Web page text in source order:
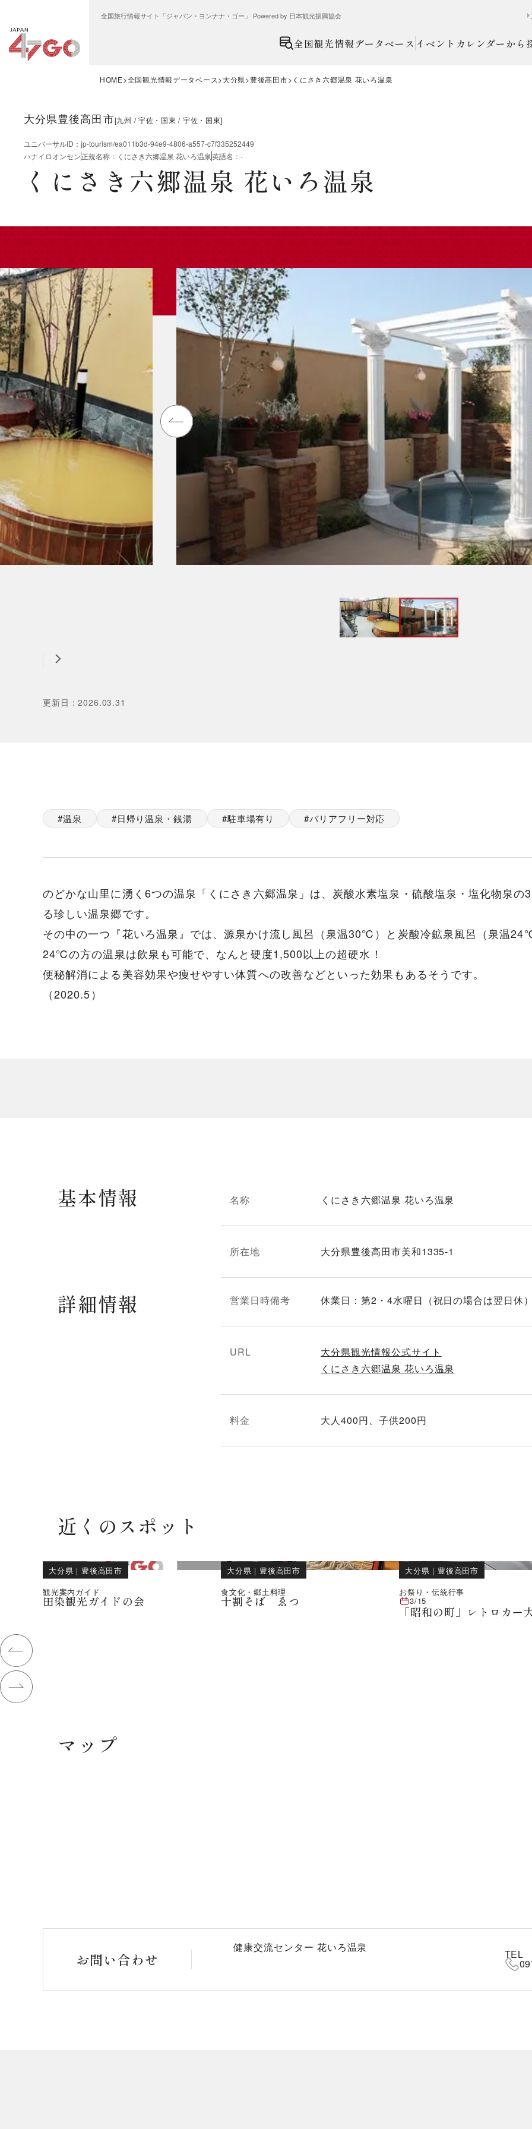
全国旅行情報サイト「ジャパン・ヨンナナ・ゴー」 Powered by 日本観光振興協会
全国観光情報データベース イベントカレンダーから
HOME 全国観光情報データベース 大分県 豊後高田市 くにさき六郷温泉 花いろ温泉
大分県豊後高田市[九州 宇佐・国東 宇佐・国東]
ユニバーサルID ： jp-tourism/ea011b3d-94e9-4806-a557-c7f335252449
ハナイロオンセン正規名称 ： くにさき六郷温泉 花いろ温泉英語名 ： -
くにさき六郷温泉 花いろ温泉
更新日 ：2026.03.31
温泉 日帰り温泉・銭湯 駐車場有り バリアフリー対応
のどかな山里に湧く6つの温泉「くにさき六郷温泉」は、炭酸水素塩泉・硫酸塩泉・塩化物泉
る珍しい温泉郷です。
その中の一つ『花いろ温泉』では、源泉かけ流し風呂（泉温30℃）と炭酸冷鉱泉風呂（泉温
24℃の方の温泉は飲泉も可能で、なんと硬度1,500以上の超硬水！
便秘解消による美容効果や痩せやすい体質への改善などといった効果もあるそうです。
（2020.5）
基本情報 名称 くにさき六郷温泉 花いろ温泉
所在地 大分県豊後高田市美和1335-1
詳細情報 営業日時備考 休業日：第2・4水曜日（祝日の場合は翌日
URL
大分県観光情報公式サイト
くにさき六郷温泉 花いろ温泉
料金 大人400円、子供200円
近くのスポット
大分県 ｜ 豊後高田市
観光案内ガイド
田染観光ガイドの会
大分県 ｜ 豊後高田市
食文化・郷土料理
十割そば ゑつ
大分県 ｜ 豊後高田市
お祭り・伝統行事
3/15
「昭和の町」レトロカー
マップ
お問い合わせ
健康交流センター 花いろ温泉
TEL